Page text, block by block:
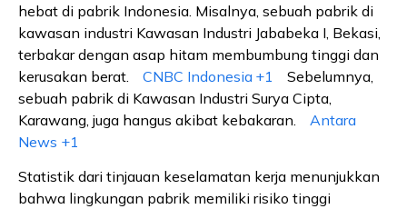
hebat di pabrik Indonesia. Misalnya, sebuah pabrik di
kawasan industri Kawasan Industri Jababeka I, Bekasi,
terbakar dengan asap hitam membumbung tinggi dan
kerusakan berat.
CNBC Indonesia +1
Sebelumnya,
sebuah pabrik di Kawasan Industri Surya Cipta,
Karawang, juga hangus akibat kebakaran.
Antara
News +1
Statistik dari tinjauan keselamatan kerja menunjukkan
bahwa lingkungan pabrik memiliki risiko tinggi